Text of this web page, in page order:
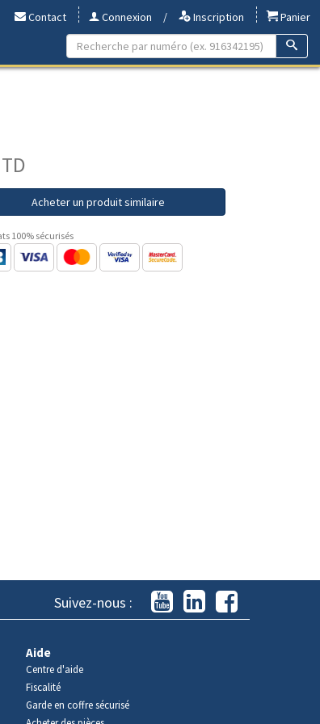
Contact Connexion / Inscription
Panier
Acheter un produit similaire
100% sécurisés
Suivez-nous :
Aide
Centre d'aide
Fiscalité
Garde en coffre sécurisé